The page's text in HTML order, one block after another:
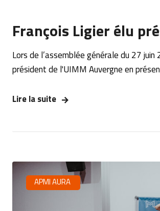
François Ligier élu
Lors de l’assemblée générale du 27
président de l'UIMM Auvergne en
Lire la suite
APMI AURA